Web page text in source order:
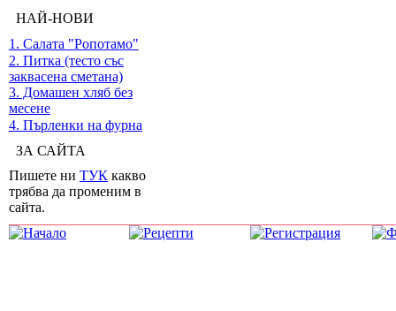
НАЙ-НОВИ
1. Салата "Ропотамо"
2. Питка (тесто със
заквасена сметана)
3. Домашен хляб без
месене
4. Пърленки на фурна
ЗА САЙТА
Пишете ни ТУК какво
трябва да променим в
сайта.